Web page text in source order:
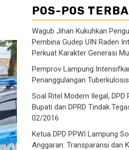
POS-POS
Wagub Jihan Kukuhkan
Pembina Gudep UIN Raden
Perkuat Karakter Generasi
Pemprov Lampung
Penanggulangan
Soal Ritel Modern Ilegal, DPD
Bupati dan DPRD Tindak
02/2016
Ketua DPD PPWI Lampung
Anggaran: Transparansi dan